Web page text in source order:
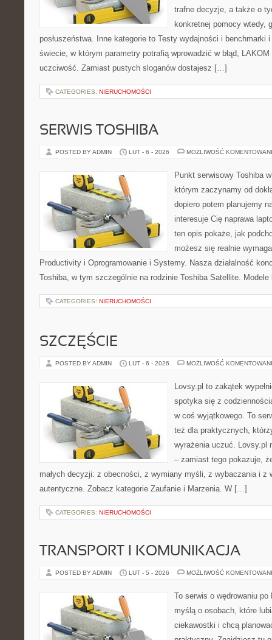
trafne decyzje, a także o
konkretnej pomocy wtedy,
posłuszeństwa. Inne kategorie to Testy wydajności i benchmarki
świecie, w którym parametry potrafią wprowadzić w błąd,
uczciwość. Zamiast pustych sloganów dostajesz […]
CATEGORIES: NIERUCHOMOŚCI
SERWIS TOSHIBA
POSTED BY ADMIN LUT - 6 - 2026 MOŻLIWOŚĆ
Punkt serwisowy Toshiba
którym zaczynamy od
dopiero potem planujemy
interesuje Cię naprawa
ten opis pokaże, jak
możesz się realnie
Productivity i Oprogramowanie i Systemy. Nasza działalność
Toshiba, w tym szczególnie na rodzinie Toshiba Satellite.
CATEGORIES: NIERUCHOMOŚCI
SZCZĘŚCIE
POSTED BY ADMIN LUT - 6 - 2026 MOŻLIWOŚĆ
Lovsy.pl to zakątek
spotyka się z
w coś wyjątkowego. To
też dla praktycznych,
wyrażenia uczuć. Lovsy.pl
– zamiast tego pokazuje,
małych decyzji: z obecności, z wymiany myśli, z wybaczania i z
autentyczne. Zobacz kategorie Zaufanie i Marzenia. W […]
CATEGORIES: NIERUCHOMOŚCI
TRANSPORT I KOMUNIKACJA
POSTED BY ADMIN LUT - 5 - 2026 MOŻLIWOŚĆ
To serwis o wędrowaniu
myślą o osobach, które
ciekawostki i chcą